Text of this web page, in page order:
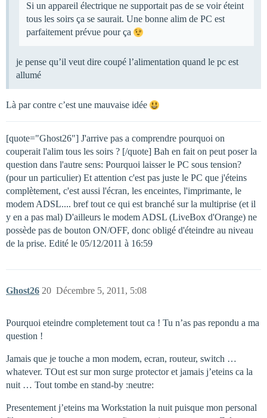
Si un appareil électrique ne supportait pas de se voir éteint
tous les soirs ça se saurait. Une bonne alim de PC est
parfaitement prévue pour ça
je pense qu’il veut dire coupé l’alimentation quand le pc est
allumé
Là par contre c’est une mauvaise idée
[quote="Ghost26"] J'arrive pas a comprendre pourquoi on
couperait l'alim tous les soirs ? [/quote] Bah en fait on peut poser la
question dans l'autre sens: Pourquoi laisser le PC sous tension?
(pour un particulier) Et attention c'est pas juste le PC que j'éteins
complètement, c'est aussi l'écran, les enceintes, l'imprimante, le
modem ADSL.... bref tout ce qui est branché sur la multiprise (et il
y en a pas mal) D'ailleurs le modem ADSL (LiveBox d'Orange) ne
possède pas de bouton ON/OFF, donc obligé d'éteindre au niveau
de la prise. Edité le 05/12/2011 à 16:59
Ghost26 Décembre 5, 2011, 5:08
20
Pourquoi eteindre completement tout ca ! Tu n’as pas repondu a ma
question !
Jamais que je touche a mon modem, ecran, routeur, switch …
whatever. TOut est sur mon surge protector et jamais j’eteins ca la
nuit … Tout tombe en stand-by :neutre:
Presentement j’eteins ma Workstation la nuit puisque mon personal